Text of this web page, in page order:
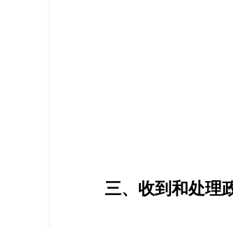
三、收到和处理